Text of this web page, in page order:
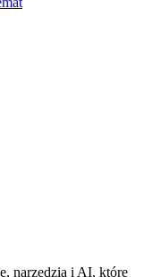
narzędzia i AI, które